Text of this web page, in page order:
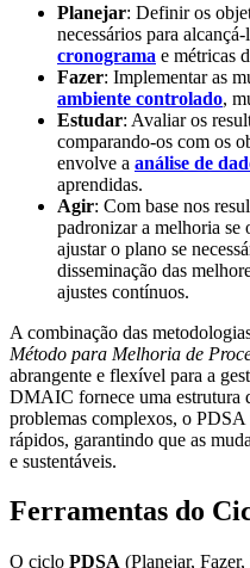
Planejar: Definir os
necessários para
cronograma e métricas
Fazer: Implementar as
ambiente controlado,
Estudar: Avaliar os
comparando-os com os
envolve a análise de
aprendidas.
Agir: Com base nos
padronizar a melhoria se
ajustar o plano se
disseminação das
ajustes contínuos.
A combinação das
Método para Melhoria de
abrangente e flexível para a
DMAIC fornece uma estrutura
problemas complexos, o
rápidos, garantindo que as
e sustentáveis.
Ferramentas do
O ciclo PDSA (Planejar,